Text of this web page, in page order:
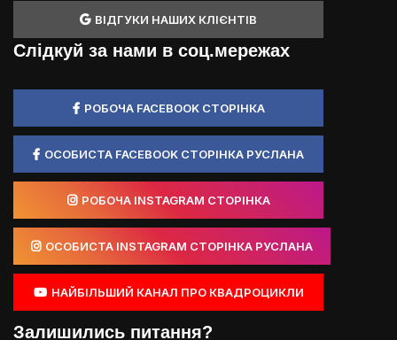
ВІДГУКИ НАШИХ КЛІЄНТІВ
Слідкуй за нами в соц.мережах
РОБОЧА FACEBOOK СТОРІНКА
ОСОБИСТА FACEBOOK СТОРІНКА РУСЛАНА
РОБОЧА INSTAGRAM СТОРІНКА
ОСОБИСТА INSTAGRAM СТОРІНКА РУСЛАНА
НАЙБІЛЬШИЙ КАНАЛ ПРО КВАДРОЦИКЛИ
Залишились питання?